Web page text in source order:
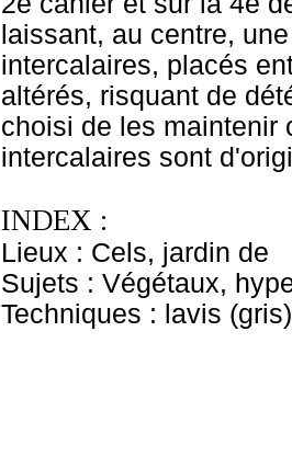
laissant, au centre,
intercalaires, placés
altérés, risquant de
choisi de les maintenir
intercalaires sont
INDEX :
Lieux : Cels, jardin de
Sujets : Végétaux,
Techniques : lavis